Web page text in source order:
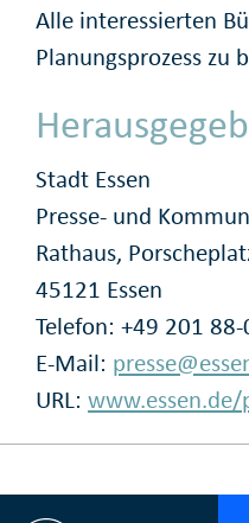
Alle interessierten
Planungsprozess zu
Stadt Essen
Presse- und
Rathaus,
45121 Essen
Telefon: +49 201 88-
E-Mail:
URL:www.essen.de/